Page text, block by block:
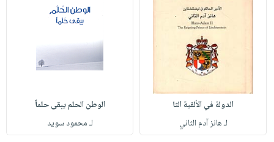
سياسة
فيديوهات
طرحها
خدمات
نيل
نشرة
الإصدارات
الدولة في الألفية الثا
لـ هانز آدم الثاني
الوطن الحلم يبقى حلماً
لـ محمود سويد